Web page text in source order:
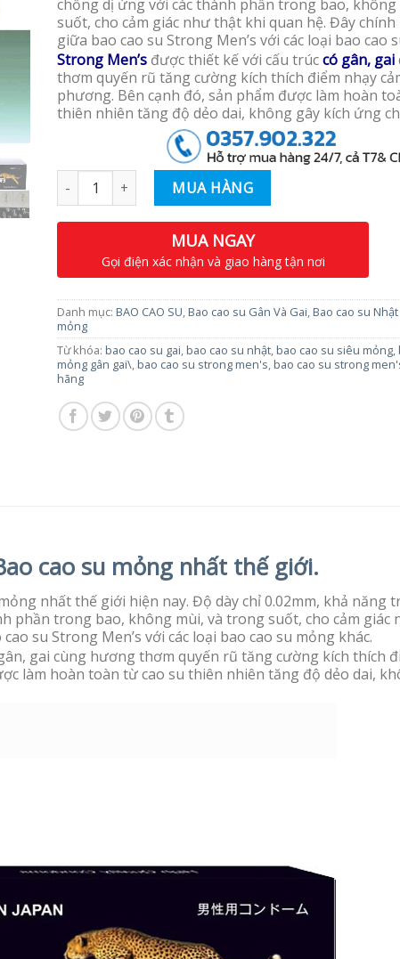
chống dị ứng với các thành phần trong bao,
suốt, cho cảm giác như thật khi quan hệ. Đây
giữa bao cao su Strong Men’s với các loại bao cao
Strong Men’s được thiết kế với cấu trúccó gân, gai
thơm quyến rũ tăng cường kích thích điểm nhạy
phương. Bên cạnh đó, sản phẩm được làm hoàn
thiên nhiên tăng độ dẻo dai, không gây kích ứng
MUA HÀNG
MUA NGAY
Gọi điện xác nhận và giao hàng tận nơi
Danh mục: BAO CAO SU, Bao cao su Gân Và Gai, Bao cao su
mỏng
Từ khóa: bao cao su gai, bao cao su nhật, bao cao su siêu mỏng,
mỏng gân gai\, bao cao su strong men's, bao cao su strong
hãng
cao su mỏng nhất thế giới.
nhất thế giới hiện nay. Độ dày chỉ 0.02mm, khả năng
phần trong bao, không mùi, và trong suốt, cho cảm giác
su Strong Men’s với các loại bao cao su mỏng khác.
gai cùng hương thơm quyến rũ tăng cường kích thích
làm hoàn toàn từ cao su thiên nhiên tăng độ dẻo dai,